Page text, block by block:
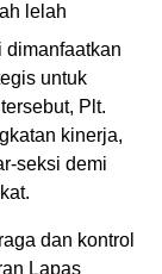
lelah
dimanfaatkan
untuk
Plt.
kinerja,
seksi demi
dan kontrol
Lapas